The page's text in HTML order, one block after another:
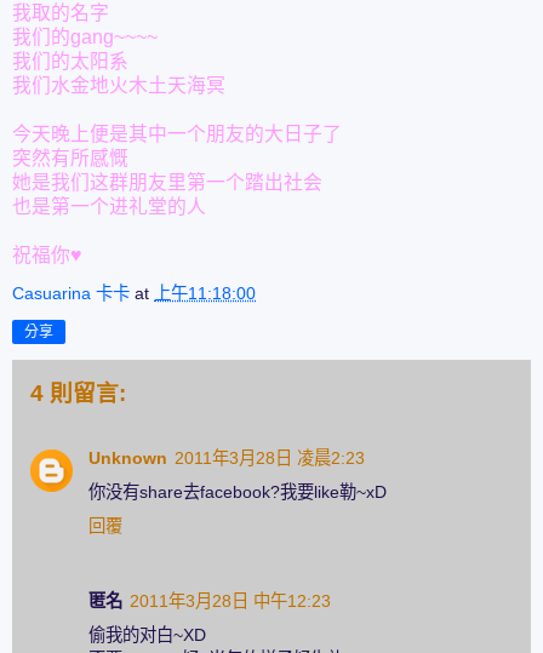
我取的名字
我们的gang~~~~
我们的太阳系
我们水金地火木土天海冥
今天晚上便是其中一个朋友的大日子了
突然有所感慨
她是我们这群朋友里第一个踏出社会
也是第一个进礼堂的人
祝福你♥
Casuarina 卡卡 at 上午11:18:00
分享
4 則留言:
Unknown 2011年3月28日 凌晨2:23
你没有share去facebook?我要like勒~xD
回覆
匿名 2011年3月28日 中午12:23
偷我的对白~XD